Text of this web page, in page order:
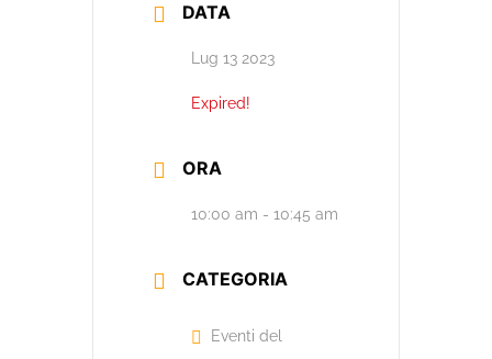
DATA
Lug 13 2023
Expired!
ORA
10:00 am - 10:45 am
CATEGORIA
Eventi del